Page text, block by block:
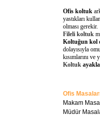
Ofis koltuk
yastıkları
olması gerekir.
Fileli koltuk
Koltuğun kol
dolayısıyla
kısımlarını
Koltuk
Ofis
Makam
Müdür